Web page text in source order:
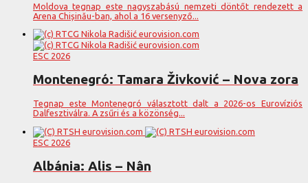
Moldova tegnap este nagyszabású nemzeti döntőt rendezett a
Arena Chișinău-ban, ahol a 16 versenyző...
ESC 2026
Montenegró: Tamara Živković – Nova zora
Tegnap este Montenegró választott dalt a 2026-os Eurovíziós
Dalfesztiválra. A zsűri és a közönség...
ESC 2026
Albánia: Alis – Nân